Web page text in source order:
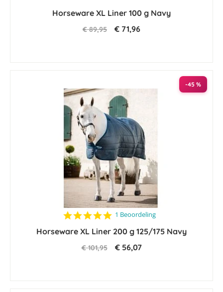
Horseware XL Liner 100 g Navy
€ 89,95 € 71,96
-45 %
5.0
rating
1 Beoordeling
Horseware XL Liner 200 g 125/175 Navy
€ 101,95 € 56,07